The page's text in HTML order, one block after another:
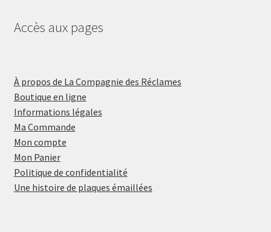
Accès aux pages
À propos de La Compagnie des Réclames
Boutique en ligne
Informations légales
Ma Commande
Mon compte
Mon Panier
Politique de confidentialité
Une histoire de plaques émaillées